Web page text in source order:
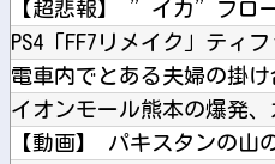
【超悲報】 ”イカ”フロ